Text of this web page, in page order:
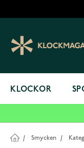
KLOCKOR
/ Smycken /